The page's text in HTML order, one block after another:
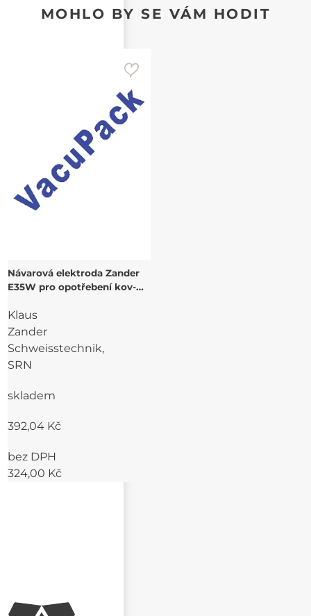
MOHLO BY SE VÁM HODIT
Návarová elektroda Zander
E35W pro opotřebení kov-
a tlaku
Klaus
Zander
Schweisstechnik,
SRN
skladem
392,04 Kč
bez DPH
324,00 Kč